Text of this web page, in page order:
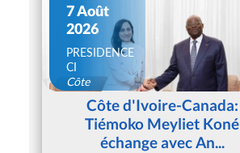
7 Août
2026
PRESIDENCE
CI
Côte
d'IvoireCôte d'Ivoire-Canada:
Tiémoko Meyliet Koné
échange avec An...